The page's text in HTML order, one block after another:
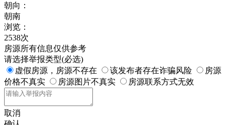
朝向：
朝南
浏览：
2538次
房源所有信息仅供参考
请选择举报类型(必选)
虚假房源，房源不存在
该发布者存在诈骗风险
房源
价格不真实
房源图片不真实 房源联系方式无效
取消